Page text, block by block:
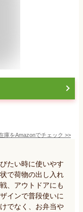
庫をAmazonでチェック >>
たい時に使いやす
で荷物の出し入れ
、アウトドアにも
インで普段使いに
でなく、お弁当や